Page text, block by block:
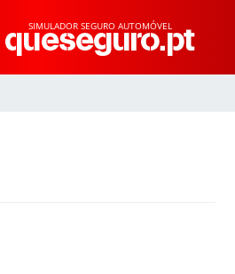
SIMULADOR SEGURO AUTOMÓVEL